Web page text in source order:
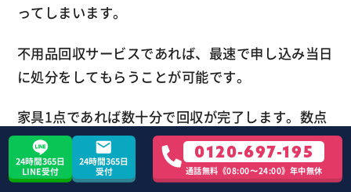
ってしまいます。
不用品回収サービスであれば、最速で申し込み当日
に処分をしてもらうことが可能です。
家具1点であれば数十分で回収が完了します。数点
あったとしても1～2時間で回収は終わります。
処分までに時間的余裕がないという時に便利な処分
24時間365日
LINE受付
24時間365日
受付
0120-697-195
通話無料《08:00〜24:00》年中無休